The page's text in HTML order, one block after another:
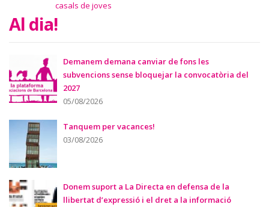
casals de joves
Al dia!
Demanem demana canviar de fons les
subvencions sense bloquejar la convocatòria del
2027
05/08/2026
Tanquem per vacances!
03/08/2026
Donem suport a La Directa en defensa de la
llibertat d’expressió i el dret a la informació